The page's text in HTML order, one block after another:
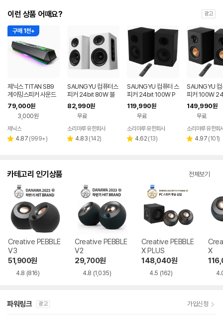
이런 상품 어때요? 광고
구매 1천+
제닉스 TITAN SB9
게이밍스피커 사운드
바 컴퓨터스피커
79,000원
3,000원
페이
제닉스
별 4.87 리
(999+)
SAUNGYU 컴퓨터스
피커 24bit 80W 블
루투스 USB DAC AU
X 옵티컬 연결
82,990원
무료
소리마루 유한회사
별 4.83 리
(142)
SAUNGYU 컴퓨터 스
피커 24bit 100W P
C 블루투스 게이밍 BK
4020D 3세대
119,990원
무료
소리마루 유한회사
별 4.62 리
(13)
SAUNGYU 컴
피커 100W
디오 2채널 PC
블루투스 연결
149,990원
무료
소리마루 유한회
별 4.97 리
(101)
카테고리 인기상품 전체보기
Creative PEBBLE
V3
51,900원
4.8 (816)
Creative PEBBLE
V2
29,700원
4.8 (1,035)
Creative PEBBLE
X PLUS
148,040원
4.5 (162)
X
파워링크 광고 가입신청